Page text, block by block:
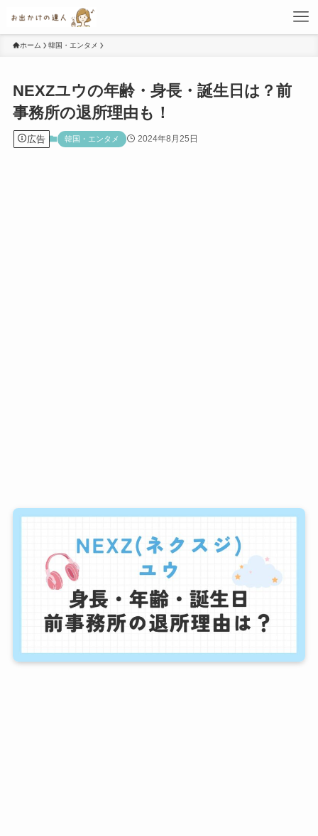
ホーム 韓国・エンタメ
NEXZユウの年齢・身長・誕生日は？前
事務所の退所理由も！
広告 韓国・エンタメ 2024年8月25日